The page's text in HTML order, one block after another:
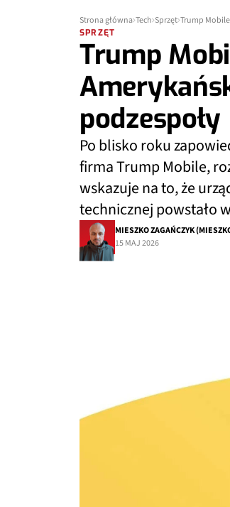
Strona główna Tech Sprzęt Trump
SPRZĘT
Trump
podzespoły
Po blisko roku
firma Trump Mobile,
wskazuje na to, że
technicznej powstało
MIESZKO ZAGAŃCZYK
15 MAJ 2026